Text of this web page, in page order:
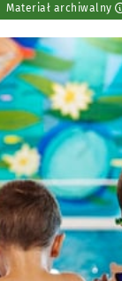
Materiał archiwalny